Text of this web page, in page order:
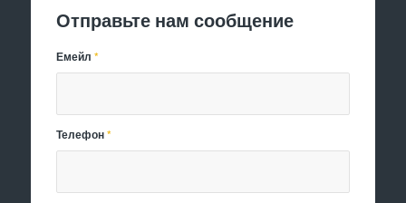
Отправьте нам сообщение
Емейл*
Телефон*